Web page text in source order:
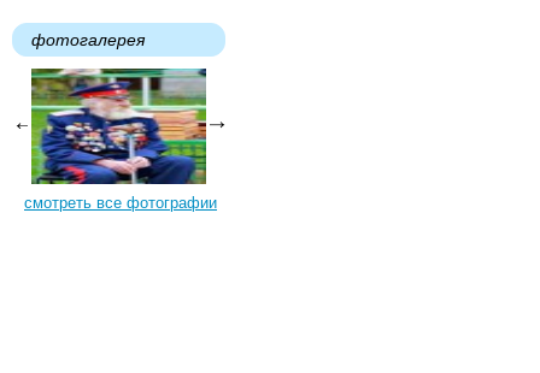
фотогалерея
смотреть все фотографии